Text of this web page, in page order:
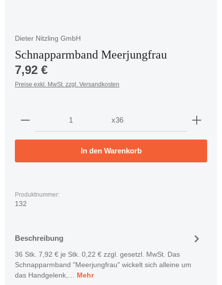
Dieter Nitzling GmbH
Schnapparmband Meerjungfrau
Regulärer Preis:
7,92 €
Preise exkl. MwSt. zzgl. Versandkosten
Produkt Anzahl: Gib den gewünschten Wert ein
x36
In den Warenkorb
Produktnummer:
132
Beschreibung
36 Stk. 7,92 € je Stk. 0,22 € zzgl. gesetzl. MwSt. Das
Schnapparmband "Meerjungfrau" wickelt sich alleine um
das Handgelenk,… Mehr